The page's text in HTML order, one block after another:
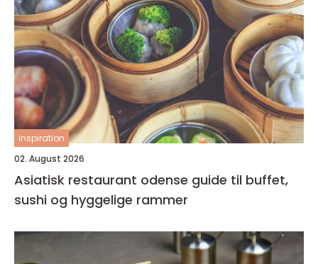
inspiration
02. August 2026
Asiatisk restaurant odense guide til buffet,
sushi og hyggelige rammer